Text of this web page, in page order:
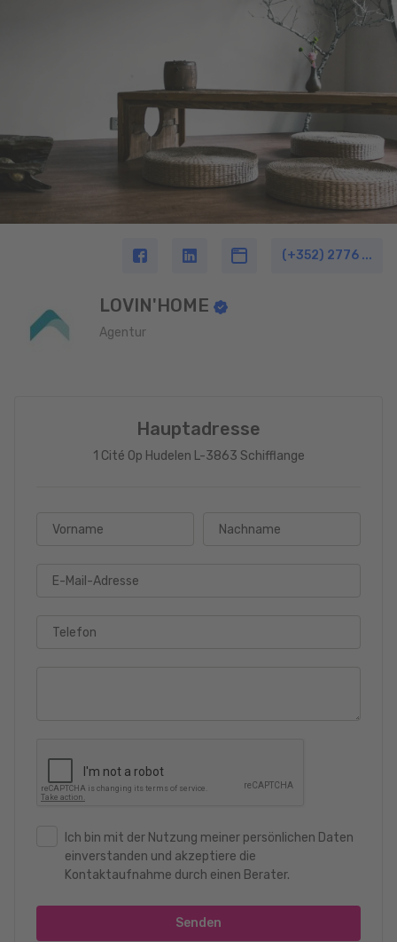
(+352) 2776 ...
LOVIN'HOME
Agentur
Hauptadresse
1 Cité Op Hudelen L-3863 Schifflange
Vorname Nachname
E-Mail-Adresse
Telefon
Ich bin mit der Nutzung meiner persönlichen Daten
einverstanden und akzeptiere die
Kontaktaufnahme durch einen Berater.
Senden